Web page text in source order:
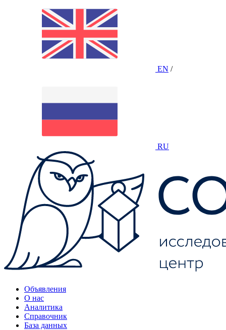
EN /
RU
Объявления
О нас
Аналитика
Справочник
База данных